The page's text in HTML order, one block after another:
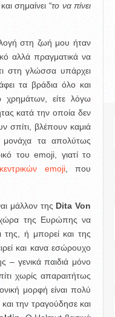
σημαίνει “το να πίνει
στη ζωή μου ήταν
αλλά πραγματικά να
στη γλώσσα υπάρχει
τα βράδια όλο και
χρημάτων, είτε λόγω
κατά την οποία δεν
σπίτι, βλέπουν καμιά
μονάχα τα απολύτως
του emoji, γιατί το
emoji, που
μάλλον της Dita Von
της Ευρώπης να
ή μπορεί και της
και κανα εσώρουχο
– γενικά παιδιά μόνο
χωρίς απαραιτήτως
μορφή είναι πολύ
την τραγούδησε και